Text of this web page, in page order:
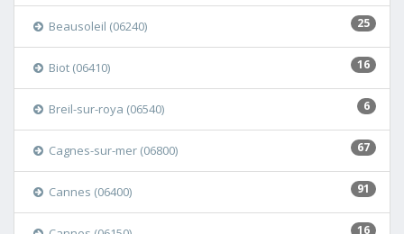
25
Beausoleil (06240)
16
Biot (06410)
6
Breil-sur-roya (06540)
67
Cagnes-sur-mer (06800)
91
Cannes (06400)
16